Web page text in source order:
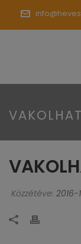
Közzétéve: 2016-